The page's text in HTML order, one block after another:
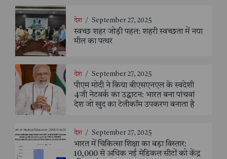
देश / September 27, 2025
स्वच्छ शहर जोड़ी पहल: शहरी स्वच्छता में नया
मील का पत्थर
देश / September 27, 2025
पीएम मोदी ने किया बीएसएनएल के स्वदेशी
4जी नेटवर्क का उद्घाटन: भारत बना पांचवां
देश जो खुद का टेलीकॉम उपकरण बनाता है
देश / September 27, 2025
भारत में चिकित्सा शिक्षा का बड़ा विस्तार:
10,000 से अधिक नई मेडिकल सीटों को केंद्र